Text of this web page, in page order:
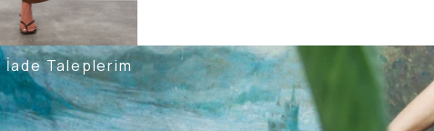
Siparişlerim
Favorilerim
İade Taleplerim